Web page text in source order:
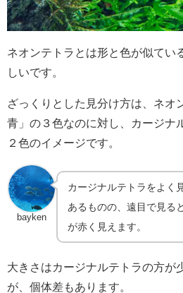
ネオンテトラとは形と色が似てい
しいです。
ざっくりとした見分け方は、ネオ
青」の３色なのに対し、カージナ
２色のイメージです。
bayken
カージナルテトラをよく
あるものの、遠目で見る
が赤く見えます。
大きさはカージナルテトラの方が
が、個体差もあります。